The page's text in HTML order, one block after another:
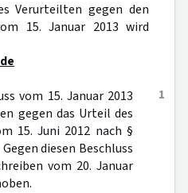
Verurteilten gegen den
15. Januar 2013 wird
1
vom 15. Januar 2013
gegen das Urteil des
15. Juni 2012 nach §
diesen Beschluss
vom 20. Januar